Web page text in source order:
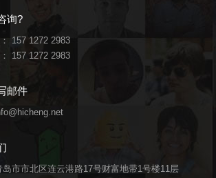
询?
157 1272 2983
157 1272 2983
邮件
市市北区连云港路17号财富地带1号楼11层